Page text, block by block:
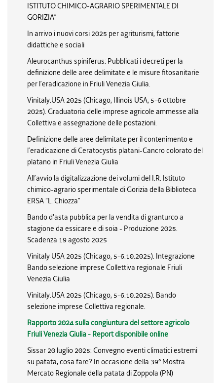
ISTITUTO CHIMICO-AGRARIO SPERIMENTALE DI
GORIZIA”
In arrivo i nuovi corsi 2025 per agriturismi, fattorie
didattiche e sociali
Aleurocanthus spiniferus: Pubblicati i decreti per la
definizione delle aree delimitate e le misure fitosanitarie
per l’eradicazione in Friuli Venezia Giulia.
Vinitaly.USA 2025 (Chicago, Illinois USA, 5-6 ottobre
2025). Graduatoria delle imprese agricole ammesse alla
Collettiva e assegnazione delle postazioni.
Definizione delle aree delimitate per il contenimento e
l’eradicazione di Ceratocystis platani-Cancro colorato del
platano in Friuli Venezia Giulia
All’avvio la digitalizzazione dei volumi del I.R. Istituto
chimico-agrario sperimentale di Gorizia della Biblioteca
ERSA “L. Chiozza”
Bando d'asta pubblica per la vendita di granturco a
stagione da essicare e di soia - Produzione 2025.
Scadenza 19 agosto 2025
Vinitaly USA 2025 (Chicago, 5-6.10.2025). Integrazione
Bando selezione imprese Collettiva regionale Friuli
Venezia Giulia
Vinitaly.USA 2025 (Chicago, 5-6.10.2025). Bando
selezione imprese Collettiva regionale.
Rapporto 2024 sulla congiuntura del settore agricolo
Friuli Venezia Giulia - Report disponibile online
Sissar 20 luglio 2025: Convegno eventi climatici estremi
su patata, cosa fare? In occasione della 39° Mostra
Mercato Regionale della patata di Zoppola (PN)